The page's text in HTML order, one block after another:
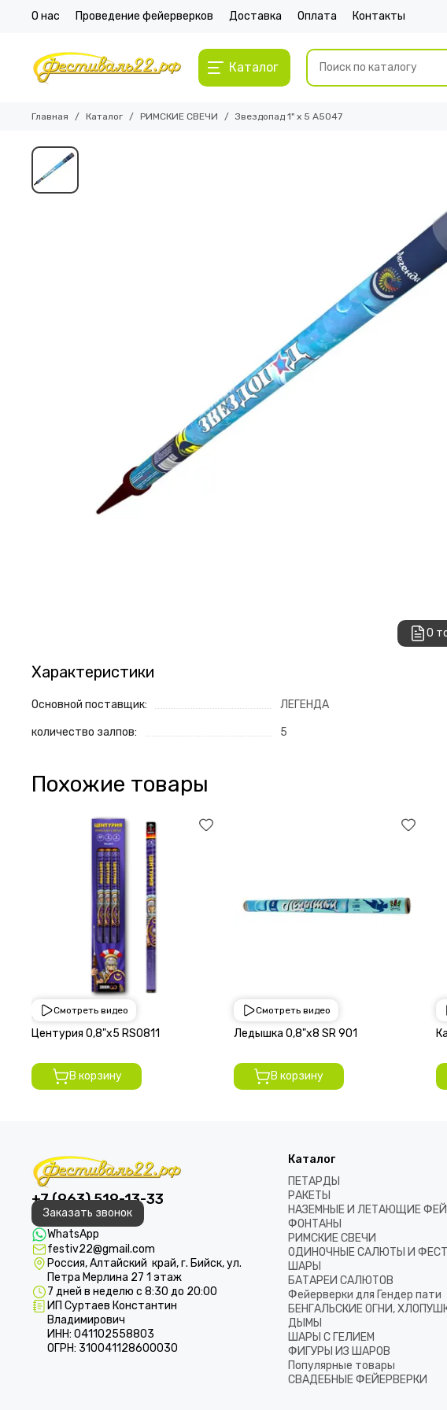
О нас Проведение фейерверков Доставка Оплата Контакты
Каталог
Главная Каталог РИМСКИЕ СВЕЧИ Звездопад 1" х 5 А5047
О
Характеристики
Основной поставщик: ЛЕГЕНДА
количество залпов: 5
Похожие товары
Смотреть видео
650 руб
Центурия 0,8"х5 RS0811
В корзину
Смотреть видео
900 руб
Ледышка 0,8"х8 SR 901
В корзину
+7 (963) 519-13-33
Заказать звонок
WhatsApp
festiv22@gmail.com
Россия, Алтайский край, г. Бийск, ул.
Петра Мерлина 27 1 этаж
7 дней в неделю с 8:30 до 20:00
ИП Суртаев Константин
Владимирович
ИНН: 041102558803
ОГРН: 310041128600030
Каталог
ПЕТАРДЫ
РАКЕТЫ
НАЗЕМНЫЕ И ЛЕТАЮЩИЕ
ФОНТАНЫ
РИМСКИЕ СВЕЧИ
ОДИНОЧНЫЕ САЛЮТЫ И
ШАРЫ
БАТАРЕИ САЛЮТОВ
Фейерверки для Гендер пати
БЕНГАЛЬСКИЕ ОГНИ,
ДЫМЫ
ШАРЫ С ГЕЛИЕМ
ФИГУРЫ ИЗ ШАРОВ
Популярные товары
СВАДЕБНЫЕ ФЕЙЕРВЕРКИ